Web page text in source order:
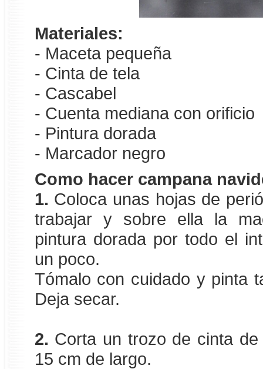
Materiales:
- Maceta pequeña
- Cinta de tela
- Cascabel
- Cuenta mediana con orificio
- Pintura dorada
- Marcador negro
Como hacer campana
1. Coloca unas hojas de
trabajar y sobre ella la
pintura dorada por todo el
un poco.
Tómalo con cuidado y pinta
Deja secar.
2. Corta un trozo de cinta de
15 cm de largo.